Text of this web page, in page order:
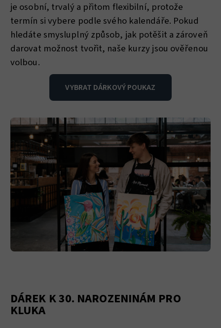
je osobní, trvalý a přitom flexibilní, protože
termín si vybere podle svého kalendáře. Pokud
hledáte smysluplný způsob, jak potěšit a zároveň
darovat možnost tvořit, naše kurzy jsou ověřenou
volbou.
VYBRAT DÁRKOVÝ POUKAZ
DÁREK K 30. NAROZENINÁM PRO
KLUKA